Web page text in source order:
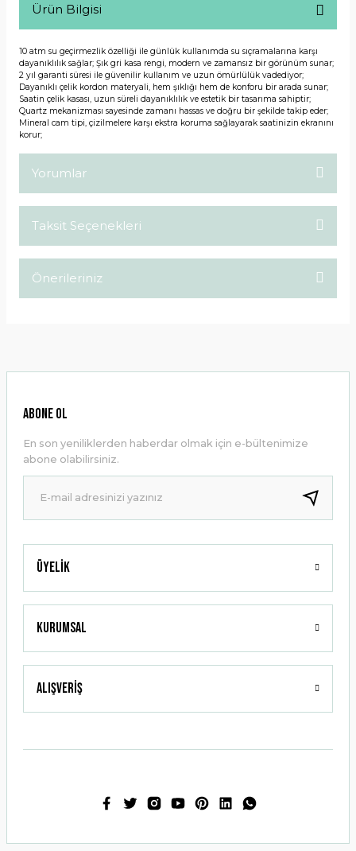
Ürün Bilgisi
10 atm su geçirmezlik özelliği ile günlük kullanımda su sıçramalarına karşı
dayanıklılık sağlar; Şık gri kasa rengi, modern ve zamansız bir görünüm sunar;
2 yıl garanti süresi ile güvenilir kullanım ve uzun ömürlülük vadediyor;
Dayanıklı çelik kordon materyali, hem şıklığı hem de konforu bir arada sunar;
Saatin çelik kasası, uzun süreli dayanıklılık ve estetik bir tasarıma sahiptir;
Quartz mekanizması sayesinde zamanı hassas ve doğru bir şekilde takip eder;
Mineral cam tipi, çizilmelere karşı ekstra koruma sağlayarak saatinizin ekranını
korur;
Yorumlar
Taksit Seçenekleri
Önerileriniz
Ürün resmi kalitesiz, bozuk veya görüntülenemiyor.
Ürün bilgilerinde hatalar bulunuyor.
Ürün fiyatı diğer sitelerden daha pahalı.
Bu ürüne benzer farklı alternatifler olmalı.
Üyelik
Kurumsal
Alışveriş
ABONE OL
En son yeniliklerden haberdar olmak için e-bültenimize
abone olabilirsiniz.